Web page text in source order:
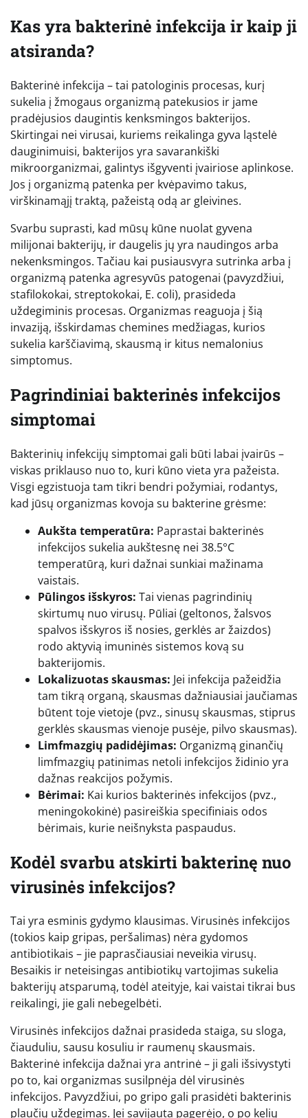
Kas yra bakterinė infekcija ir kaip ji
atsiranda?
Bakterinė infekcija – tai patologinis procesas, kurį
sukelia į žmogaus organizmą patekusios ir jame
pradėjusios daugintis kenksmingos bakterijos.
Skirtingai nei virusai, kuriems reikalinga gyva ląstelė
dauginimuisi, bakterijos yra savarankiški
mikroorganizmai, galintys išgyventi įvairiose aplinkose.
Jos į organizmą patenka per kvėpavimo takus,
virškinamąjį traktą, pažeistą odą ar gleivines.
Svarbu suprasti, kad mūsų kūne nuolat gyvena
milijonai bakterijų, ir daugelis jų yra naudingos arba
nekenksmingos. Tačiau kai pusiausvyra sutrinka arba į
organizmą patenka agresyvūs patogenai (pavyzdžiui,
stafilokokai, streptokokai, E. coli), prasideda
uždegiminis procesas. Organizmas reaguoja į šią
invaziją, išskirdamas chemines medžiagas, kurios
sukelia karščiavimą, skausmą ir kitus nemalonius
simptomus.
Pagrindiniai bakterinės infekcijos
simptomai
Bakterinių infekcijų simptomai gali būti labai įvairūs –
viskas priklauso nuo to, kuri kūno vieta yra pažeista.
Visgi egzistuoja tam tikri bendri požymiai, rodantys,
kad jūsų organizmas kovoja su bakterine grėsme:
Aukšta temperatūra: Paprastai bakterinės
infekcijos sukelia aukštesnę nei 38.5°C
temperatūrą, kuri dažnai sunkiai mažinama
vaistais.
Pūlingos išskyros: Tai vienas pagrindinių
skirtumų nuo virusų. Pūliai (geltonos, žalsvos
spalvos išskyros iš nosies, gerklės ar žaizdos)
rodo aktyvią imuninės sistemos kovą su
bakterijomis.
Lokalizuotas skausmas: Jei infekcija pažeidžia
tam tikrą organą, skausmas dažniausiai jaučiamas
būtent toje vietoje (pvz., sinusų skausmas, stiprus
gerklės skausmas vienoje pusėje, pilvo skausmas).
Limfmazgių padidėjimas: Organizmą ginančių
limfmazgių patinimas netoli infekcijos židinio yra
dažnas reakcijos požymis.
Bėrimai: Kai kurios bakterinės infekcijos (pvz.,
meningokokinė) pasireiškia specifiniais odos
bėrimais, kurie neišnyksta paspaudus.
Kodėl svarbu atskirti bakterinę nuo
virusinės infekcijos?
Tai yra esminis gydymo klausimas. Virusinės infekcijos
(tokios kaip gripas, peršalimas) nėra gydomos
antibiotikais – jie paprasčiausiai neveikia virusų.
Besaikis ir neteisingas antibiotikų vartojimas sukelia
bakterijų atsparumą, todėl ateityje, kai vaistai tikrai bus
reikalingi, jie gali nebegelbėti.
Virusinės infekcijos dažnai prasideda staiga, su sloga,
čiauduliu, sausu kosuliu ir raumenų skausmais.
Bakterinė infekcija dažnai yra antrinė – ji gali išsivystyti
po to, kai organizmas susilpnėja dėl virusinės
infekcijos. Pavyzdžiui, po gripo gali prasidėti bakterinis
plaučių uždegimas. Jei savijauta pagerėjo, o po kelių